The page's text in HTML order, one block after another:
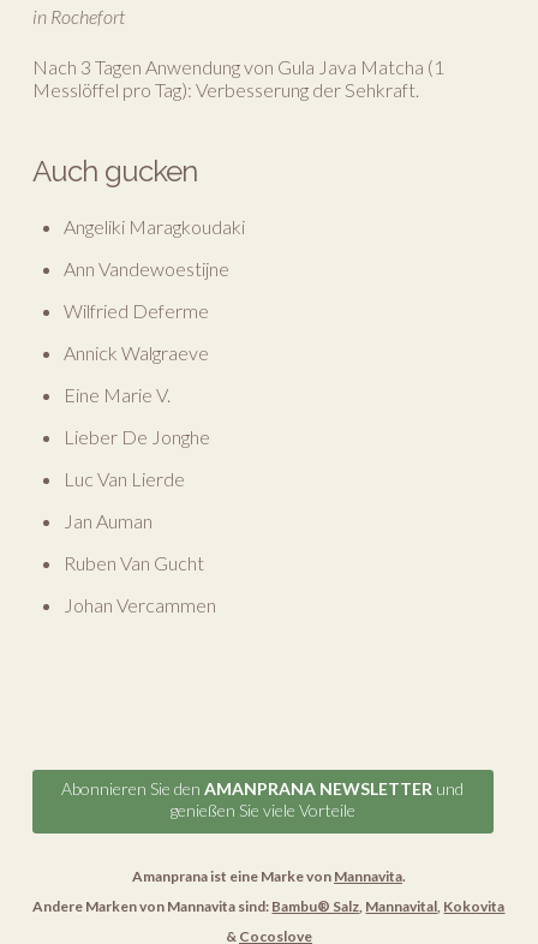
in Rochefort
Nach 3 Tagen Anwendung von Gula Java Matcha (1
Messlöffel pro Tag): Verbesserung der Sehkraft.
Auch gucken
Angeliki Maragkoudaki
Ann Vandewoestijne
Wilfried Deferme
Annick Walgraeve
Eine Marie V.
Lieber De Jonghe
Luc Van Lierde
Jan Auman
Ruben Van Gucht
Johan Vercammen
Abonnieren Sie denAMANPRANA NEWSLETTER und
genießen Sie viele Vorteile
Amanprana ist eine Marke von Mannavita.
Andere Marken von Mannavita sind: Bambu® Salz, Mannavital, Kokovita
& Cocoslove